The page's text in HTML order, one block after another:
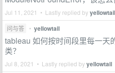
Jul 11, 2021 • Lastly replied byyellowtail
问与答 • yellowtail
tableau 如何按时间段里每一天
类？
Jul 8, 2021 • Lastly replied byyellowtail